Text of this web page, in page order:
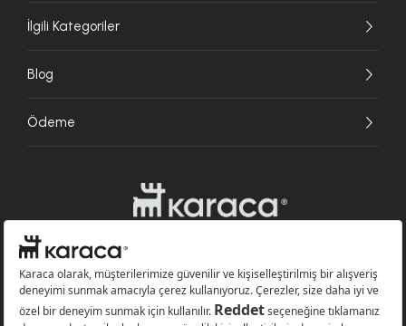
İlgili Kategoriler
Blog
Ödeme